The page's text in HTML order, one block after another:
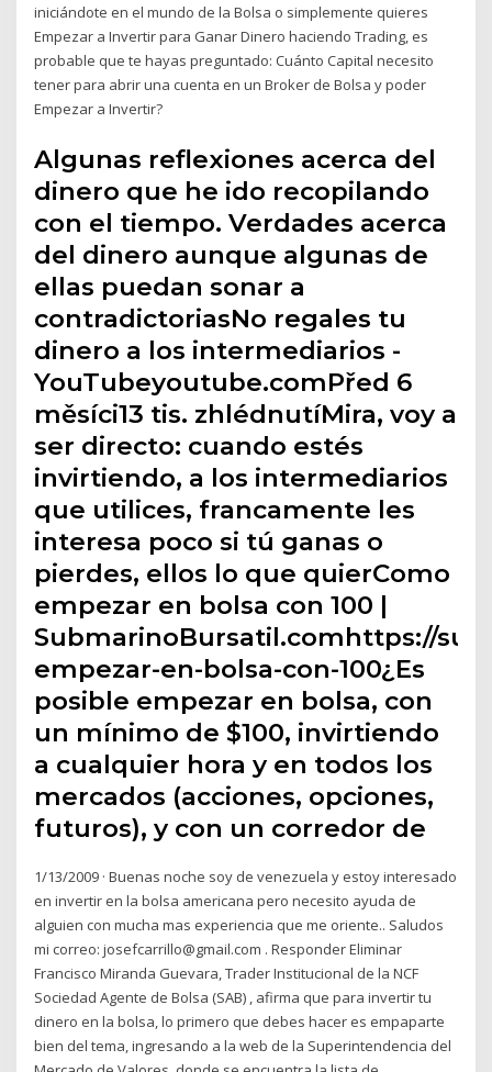
iniciándote en el mundo de la Bolsa o simplemente quieres
Empezar a Invertir para Ganar Dinero haciendo Trading, es
probable que te hayas preguntado: Cuánto Capital necesito
tener para abrir una cuenta en un Broker de Bolsa y poder
Empezar a Invertir?
Algunas reflexiones acerca del
dinero que he ido recopilando
con el tiempo. Verdades acerca
del dinero aunque algunas de
ellas puedan sonar a
contradictoriasNo regales tu
dinero a los intermediarios -
YouTubeyoutube.comPřed 6
měsíci13 tis. zhlédnutíMira, voy a
ser directo: cuando estés
invirtiendo, a los intermediarios
que utilices, francamente les
interesa poco si tú ganas o
pierdes, ellos lo que quierComo
empezar en bolsa con 100 |
SubmarinoBursatil.comhttps://
empezar-en-bolsa-con-100¿Es
posible empezar en bolsa, con
un mínimo de $100, invirtiendo
a cualquier hora y en todos los
mercados (acciones, opciones,
futuros), y con un corredor de
1/13/2009 · Buenas noche soy de venezuela y estoy interesado
en invertir en la bolsa americana pero necesito ayuda de
alguien con mucha mas experiencia que me oriente.. Saludos
mi correo: josefcarrillo@gmail.com . Responder Eliminar
Francisco Miranda Guevara, Trader Institucional de la NCF
Sociedad Agente de Bolsa (SAB) , afirma que para invertir tu
dinero en la bolsa, lo primero que debes hacer es empaparte
bien del tema, ingresando a la web de la Superintendencia del